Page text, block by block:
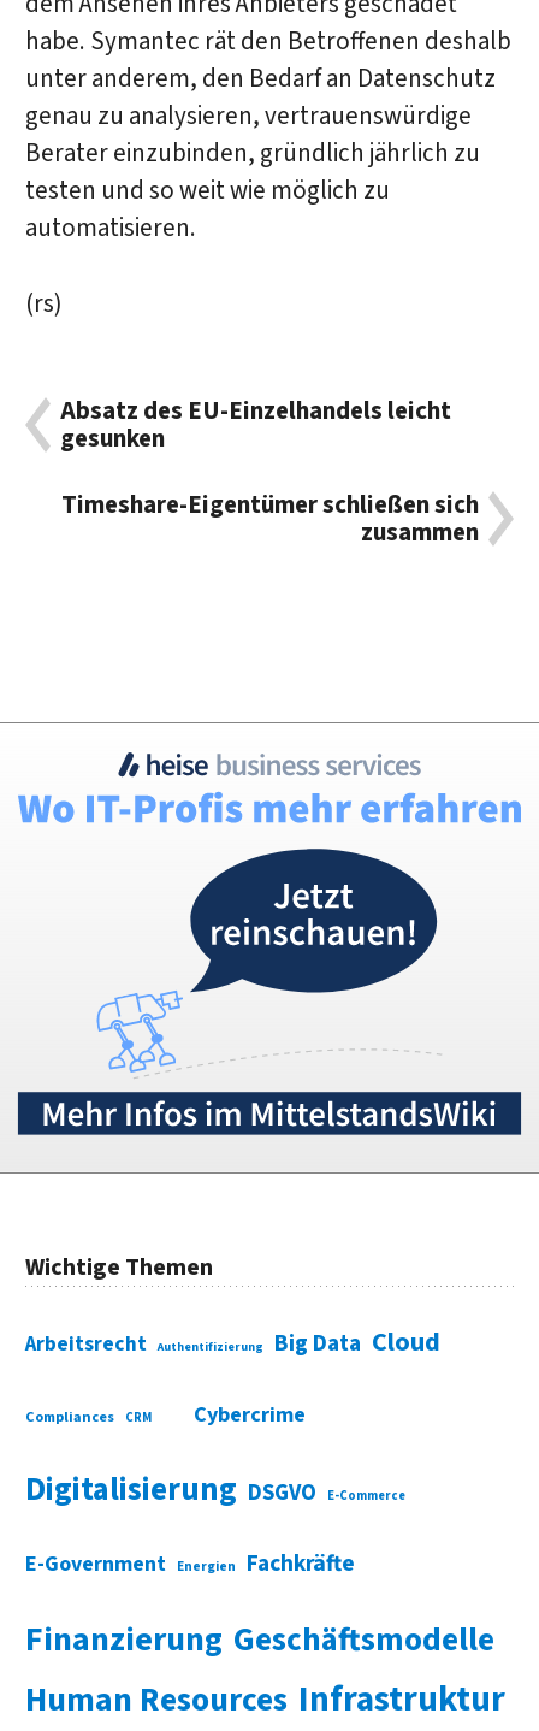
habe. Symantec rät den Betroffenen deshalb
unter anderem, den Bedarf an Datenschutz
genau zu analysieren, vertrauenswürdige
Berater einzubinden, gründlich jährlich zu
testen und so weit wie möglich zu
automatisieren.
(rs)
Absatz des EU-Einzelhandels leicht
gesunken
Timeshare-Eigentümer schließen sich
zusammen
Wichtige Themen
Arbeitsrecht Authentifizierung Big Data Cloud
Compliances CRM Cybercrime
Digitalisierung DSGVO E-Commerce
E-Government Energien Fachkräfte
Finanzierung Geschäftsmodelle
Human Resources Infrastruktur